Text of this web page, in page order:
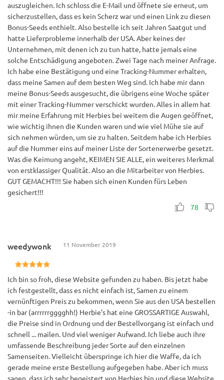
auszugleichen. Ich schloss die E-Mail und öffnete sie erneut, um
sicherzustellen, dass es kein Scherz war und einen Link zu diesen
Bonus-Seeds enthielt. Also bestelle ich seit Jahren Saatgut und
hatte Lieferprobleme innerhalb der USA. Aber keines der
Unternehmen, mit denen ich zu tun hatte, hatte jemals eine
solche Entschädigung angeboten. Zwei Tage nach meiner Anfrage.
Ich habe eine Bestätigung und eine Tracking-Nummer erhalten,
dass meine Samen auf dem besten Weg sind. Ich habe mir dann
meine Bonus-Seeds ausgesucht, die übrigens eine Woche später
mit einer Tracking-Nummer verschickt wurden. Alles in allem hat
mir meine Erfahrung mit Herbies bei weitem die Augen geöffnet,
wie wichtig ihnen die Kunden waren und wie viel Mühe sie auf
sich nehmen würden, um sie zu halten. Seitdem habe ich Herbies
auf die Nummer eins auf meiner Liste der Sortenerwerbe gesetzt.
Was die Keimung angeht, KEIMEN SIE ALLE, ein weiteres Merkmal
von erstklassiger Qualität. Also an die Mitarbeiter von Herbies.
GUT GEMACHT!!! Sie haben sich einen Kunden fürs Leben
gesichert!!!
78
weedywonk 11 November 2019
Ich bin so froh, diese Website gefunden zu haben. Bis jetzt habe
ich festgestellt, dass es nicht einfach ist, Samen zu einem
vernünftigen Preis zu bekommen, wenn Sie aus den USA bestellen
-in bar (arrrrrrgggghh!) Herbie's hat eine GROSSARTIGE Auswahl,
die Preise sind in Ordnung und der Bestellvorgang ist einfach und
schnell ... mailen. Und viel weniger Aufwand. Ich liebe auch ihre
umfassende Beschreibung jeder Sorte auf den einzelnen
Samenseiten. Vielleicht überspringe ich hier die Waffe, da ich
gerade meine erste Bestellung aufgegeben habe. Aber ich muss
sagen, dass ich sehr begeistert von Herbies bin und diese Website